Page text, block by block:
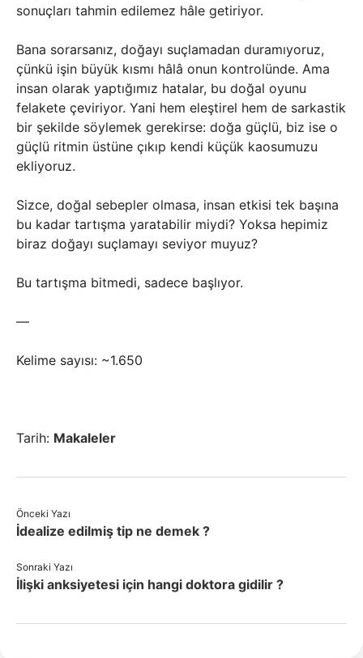
sonuçları tahmin edilemez hâle getiriyor.
Bana sorarsanız, doğayı suçlamadan duramıyoruz,
çünkü işin büyük kısmı hâlâ onun kontrolünde. Ama
insan olarak yaptığımız hatalar, bu doğal oyunu
felakete çeviriyor. Yani hem eleştirel hem de sarkastik
bir şekilde söylemek gerekirse: doğa güçlü, biz ise o
güçlü ritmin üstüne çıkıp kendi küçük kaosumuzu
ekliyoruz.
Sizce, doğal sebepler olmasa, insan etkisi tek başına
bu kadar tartışma yaratabilir miydi? Yoksa hepimiz
biraz doğayı suçlamayı seviyor muyuz?
Bu tartışma bitmedi, sadece başlıyor.
—
Kelime sayısı: ~1.650
Tarih: Makaleler
Önceki Yazı
İdealize edilmiş tip ne demek ?
Sonraki Yazı
İlişki anksiyetesi için hangi doktora gidilir ?